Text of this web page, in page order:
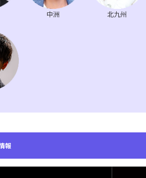
中洲 北九州
報